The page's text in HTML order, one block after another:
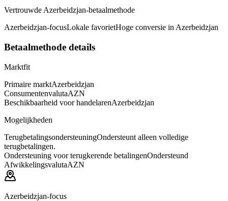
Vertrouwde Azerbeidzjan-betaalmethode
Azerbeidzjan-focusLokale favorietHoge conversie in Azerbeidzjan
Betaalmethode details
Marktfit
Primaire marktAzerbeidzjan
ConsumentenvalutaAZN
Beschikbaarheid voor handelarenAzerbeidzjan
Mogelijkheden
TerugbetalingsondersteuningOndersteunt alleen volledige
terugbetalingen.
Ondersteuning voor terugkerende betalingenOndersteund
AfwikkelingsvalutaAZN
Azerbeidzjan-focus